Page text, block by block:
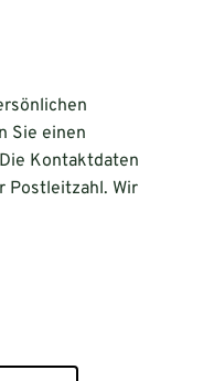
Sie einen
Kontaktdaten
Postleitzahl. Wir